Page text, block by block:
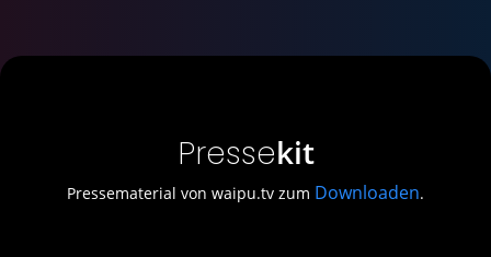
Pressekit
Pressematerial von waipu.tv zum Downloaden.